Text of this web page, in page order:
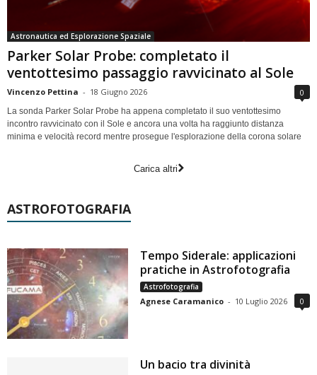
Astronautica ed Esplorazione Spaziale
Parker Solar Probe: completato il
ventottesimo passaggio ravvicinato al Sole
Vincenzo Pettina - 18 Giugno 2026 0
La sonda Parker Solar Probe ha appena completato il suo ventottesimo
incontro ravvicinato con il Sole e ancora una volta ha raggiunto distanza
minima e velocità record mentre prosegue l'esplorazione della corona solare
Carica altri
ASTROFOTOGRAFIA
Tempo Siderale: applicazioni
pratiche in Astrofotografia
Astrofotografia
Agnese Caramanico - 10 Luglio 2026 0
Un bacio tra divinità